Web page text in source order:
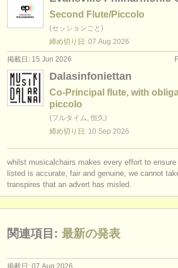
Second Flute/Piccolo
(セッションごと)
締め切り日: 07 Aug 2026
掲載日: 15 Jun 2026
Dalasinfoniettan
Co-Principal flute, with
piccolo
(フルタイム, 恒久)
締め切り日: 10 Sep 2026
whilst musicalchairs makes every effort to
listed is accurate, fair and genuine, we cannot
transpires that an advert has misled.
関連項目: 最新の発表
掲載日: 07 Aug 2026